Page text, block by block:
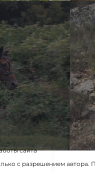
с разрешением автора.
сайта